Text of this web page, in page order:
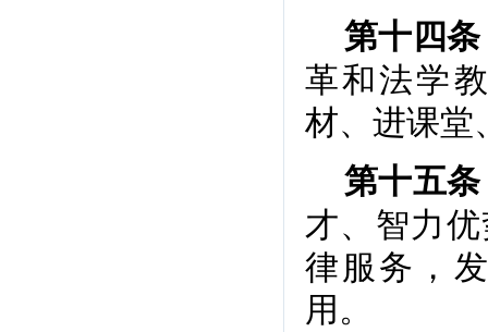
第十四条
革和法学
材、进课堂
第十五条
才、智力
律服务，
用。